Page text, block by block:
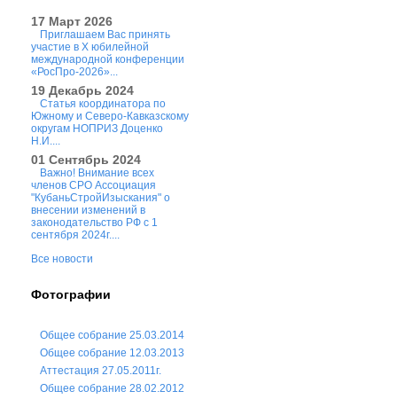
17 Март 2026
Приглашаем Вас принять
участие в X юбилейной
международной конференции
«РосПро-2026»...
19 Декабрь 2024
Статья координатора по
Южному и Северо-Кавказскому
округам НОПРИЗ Доценко
Н.И....
01 Сентябрь 2024
Важно! Внимание всех
членов СРО Ассоциация
"КубаньСтройИзыскания" о
внесении изменений в
законодательство РФ с 1
сентября 2024г....
Все новости
Фотографии
Общее собрание 25.03.2014
Общее собрание 12.03.2013
Аттестация 27.05.2011г.
Общее собрание 28.02.2012